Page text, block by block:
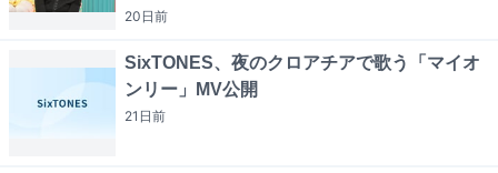
20日前
SixTONES、夜のクロアチアで歌う「マイオ
ンリー」MV公開
21日前